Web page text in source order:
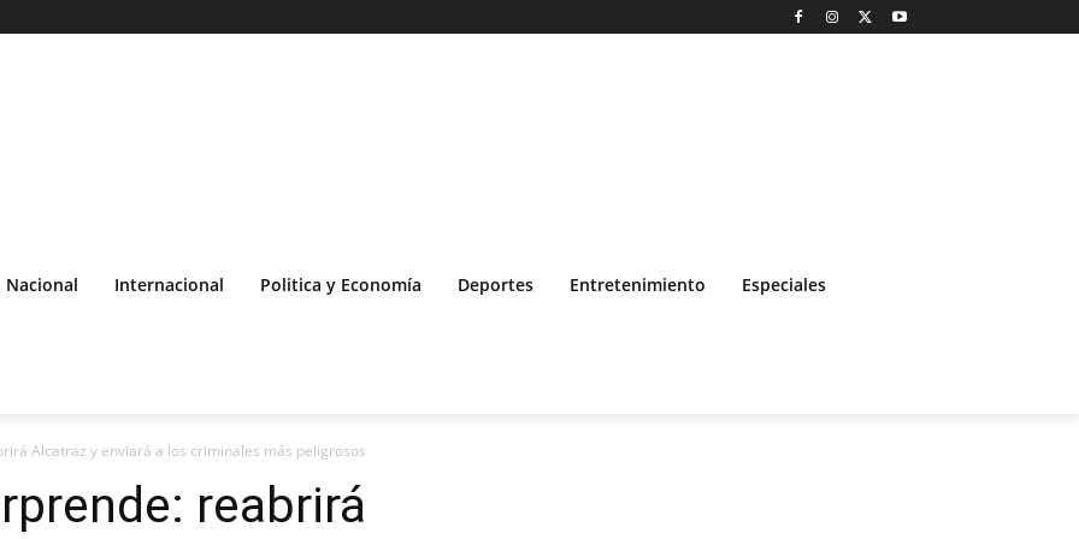
Nacional Internacional Politica y Economía Deportes Entretenimiento Especiales
Alcatraz y enviará a los criminales más peligrosos
reabrirá